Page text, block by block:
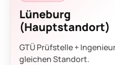
Lüneburg
(Hauptstandort)
GTÜ Prüfstelle +
gleichen Standort.